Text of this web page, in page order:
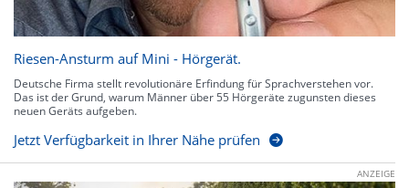
Riesen-Ansturm auf Mini - Hörgerät.
Deutsche Firma stellt revolutionäre Erfindung für Sprachverstehen vor.
Das ist der Grund, warum Männer über 55 Hörgeräte zugunsten dieses
neuen Geräts aufgeben.
Jetzt Verfügbarkeit in Ihrer Nähe prüfen
ANZEIGE